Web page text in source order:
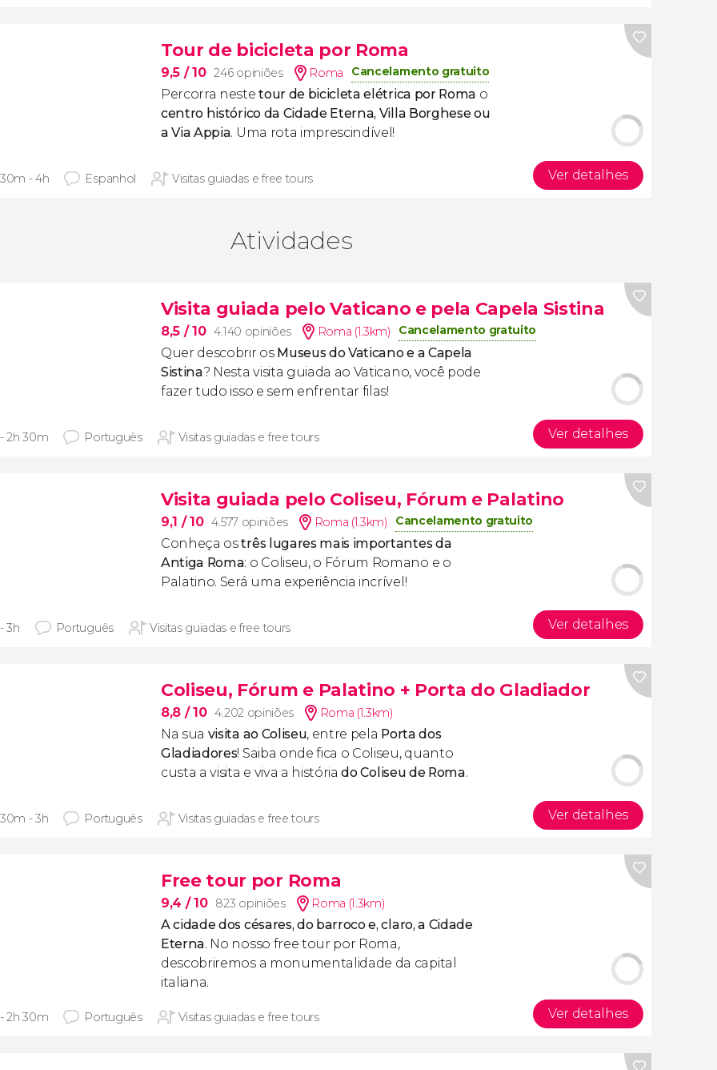
Tour de bicicleta por Roma
9,5 / 10 246 opiniões Roma Cancelamento gratuito
Percorra nestetour de bicicleta elétrica por Roma o
centro histórico da Cidade Eterna, Villa Borghese ou
a Via Appia. Uma rota imprescindível!
- 4h Espanhol Visitas guiadas e free tours Ver detalhes
Atividades
Visita guiada pelo Vaticano e pela Capela Sistina
8,5 / 10 4.140 opiniões Roma (1.3km) Cancelamento gratuito
Quer descobrir os Museus do Vaticano e a Capela
Sistina? Nesta visita guiada ao Vaticano, você pode
fazer tudo isso e sem enfrentar filas!
2h 30m Português Visitas guiadas e free tours Ver detalhes
Visita guiada pelo Coliseu, Fórum e Palatino
9,1 / 10 4.577 opiniões Roma (1.3km) Cancelamento gratuito
Conheça ostrês lugares mais importantes da
Antiga Roma: o Coliseu, o Fórum Romano e o
Palatino. Será uma experiência incrível!
3h Português Visitas guiadas e free tours Ver detalhes
Coliseu, Fórum e Palatino + Porta do Gladiador
8,8 / 10 4.202 opiniões Roma (1.3km)
Na sua visita ao Coliseu, entre pela Porta dos
Gladiadores! Saiba onde fica o Coliseu, quanto
custa a visita e viva a históriado Coliseu de Roma.
- 3h Português Visitas guiadas e free tours Ver detalhes
Free tour por Roma
9,4 / 10 823 opiniões Roma (1.3km)
A cidade dos césares, do barroco e, claro, a Cidade
Eterna. No nosso free tour por Roma,
descobriremos a monumentalidade da capital
italiana.
2h 30m Português Visitas guiadas e free tours Ver detalhes